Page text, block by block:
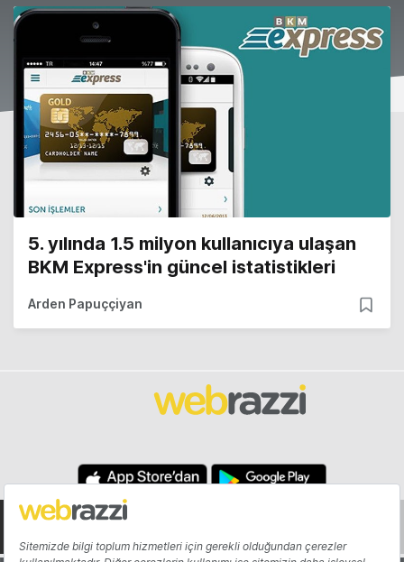
5. yılında 1.5 milyon kullanıcıya ulaşan
BKM Express'in güncel istatistikleri
Arden Papuççiyan